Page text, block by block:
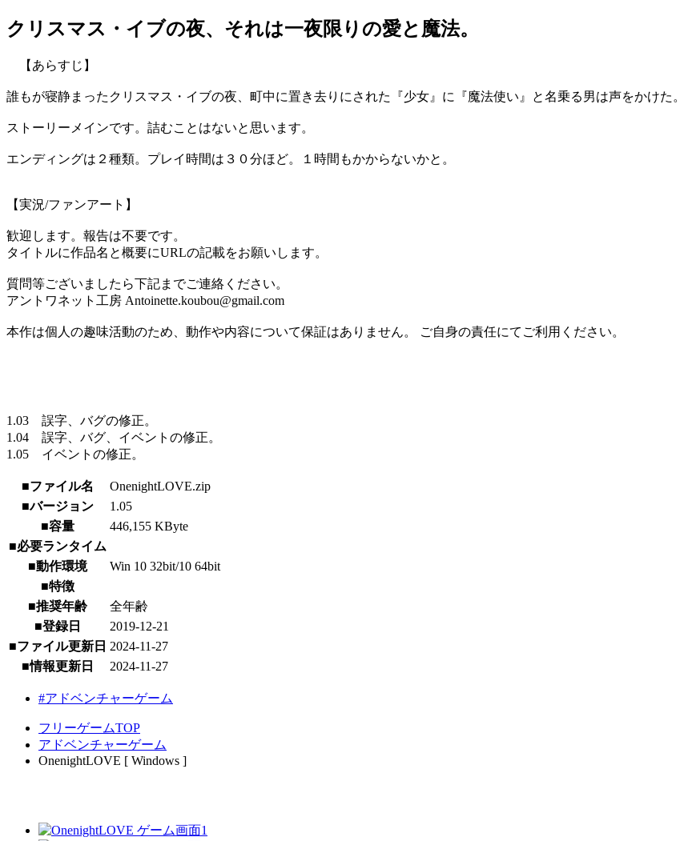
クリスマス・イブの夜、それは一夜限りの愛と魔法。
【あらすじ】
誰もが寝静まったクリスマス・イブの夜、町中に置き去りにされた『少女』に『魔法使い』と名乗る男は声をかけた。
ストーリーメインです。詰むことはないと思います。
エンディングは２種類。プレイ時間は３０分ほど。１時間もかからないかと。
【実況/ファンアート】
歓迎します。報告は不要です。
タイトルに作品名と概要にURLの記載をお願いします。
質問等ございましたら下記までご連絡ください。
アントワネット工房 Antoinette.koubou@gmail.com
本作は個人の趣味活動のため、動作や内容について保証はありません。 ご自身の責任にてご利用ください。
1.03 誤字、バグの修正。
1.04 誤字、バグ、イベントの修正。
1.05 イベントの修正。
■ファイル名
OnenightLOVE.zip
■バージョン
1.05
■容量
446,155 KByte
■必要ランタイム
■動作環境
Win 10 32bit/10 64bit
■特徴
■推奨年齢
全年齢
■登録日
2019-12-21
■ファイル更新日 2024-11-27
■情報更新日
2024-11-27
#アドベンチャーゲーム
フリーゲームTOP
アドベンチャーゲーム
OnenightLOVE [ Windows ]